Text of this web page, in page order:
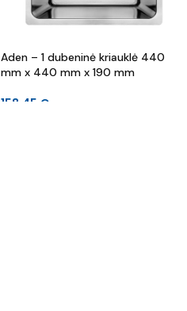
Aden – 1 dubeninė kriauklė 440
mm x 440 mm x 190 mm
158.45 €